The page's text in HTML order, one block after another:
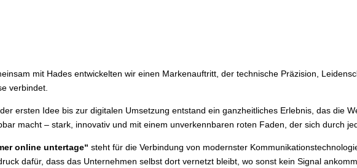
mit Hades entwickelten wir einen Markenauftritt, der technische Präzision,
verbindet.
ersten Idee bis zur digitalen Umsetzung entstand ein ganzheitliches Erlebnis, das die
macht – stark, innovativ und mit einem unverkennbaren roten Faden, der sich durch
online untertage“ steht für die Verbindung von modernster
dafür, dass das Unternehmen selbst dort vernetzt bleibt, wo sonst kein Signal